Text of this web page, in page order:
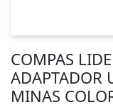
COMPAS
ADAPTADOR
MINAS